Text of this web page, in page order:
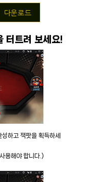
다운로드
터트려 보세요!
하고 잭팟을 획득하세
용해야 합니다.)